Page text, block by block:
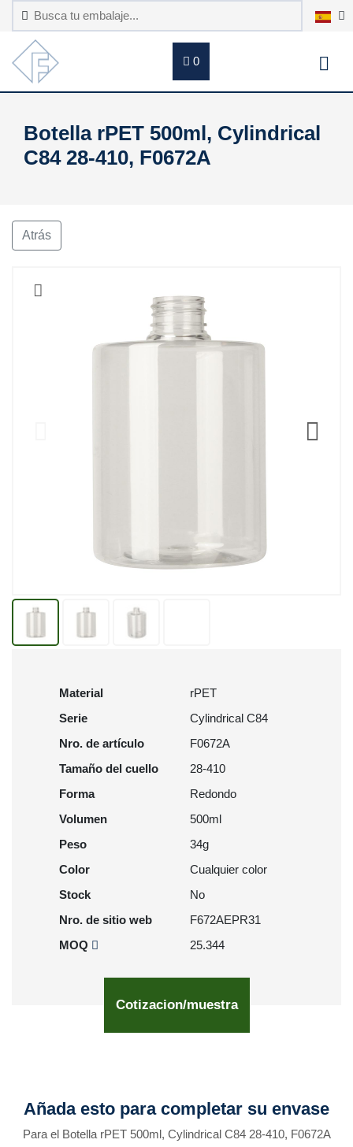
0
Botella rPET 500ml, Cylindrical
C84 28-410, F0672A
Atrás
Material
rPET
Serie
Cylindrical C84
Nro. de artículo
F0672A
Tamaño del cuello
28-410
Forma
Redondo
Volumen
500ml
Peso
34g
Color
Cualquier color
Stock
No
Nro. de sitio web
F672AEPR31
MOQ
25.344
Cotizacion/muestra
Añada esto para completar su envase
Para el Botella rPET 500ml, Cylindrical C84 28-410, F0672A